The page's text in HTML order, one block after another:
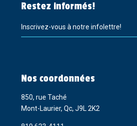
Restez informés!
Inscrivez-vous à notre infolettre!
Nos coordonnées
850, rue Taché
Mont-Laurier, Qc, J9L 2K2